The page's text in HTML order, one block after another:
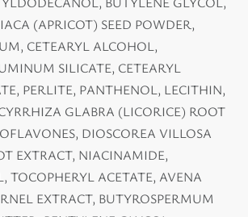
(APRICOT) SEED POWDER,
CETEARYL ALCOHOL,
SILICATE, CETEARYL
PERLITE, PANTHENOL, LECITHIN,
GLABRA (LICORICE) ROOT
DIOSCOREA VILLOSA
EXTRACT, NIACINAMIDE,
TOCOPHERYL ACETATE, AVENA
EXTRACT, BUTYROSPERMUM